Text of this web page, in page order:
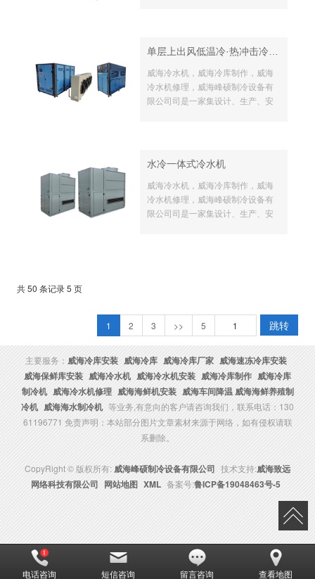
是生命，诚信就是做事的基本原
则”，通过多年不懈的努力，为公司
的发展打下了坚实的基础。
威海冷水机，威海冷库制作，威海
冷水机修理，威海峰硕制冷设备有
限公司司是一家集设计、生产、安
是生命，诚信就是做事的基本原
则”，通过多年不懈的努力，为公司
的发展打下了坚实的基础。
水冷一体式冷水机
威海冷水机，威海冷库制作，威海
冷水机修理，威海峰硕制冷设备有
限公司司是一家集设计、生产、安
共 50 条记录 5 页
1 2 3 >> 5 跳转
主要服务： 威海冷库安装 威海冷库 威海冷库厂家 威海速冻冷库安装
威海保鲜库安装 威海冷水机 威海冷水机安装 威海冷库制作 威海冷库
制冷机 威海冷水机修理 威海海鲜机安装 威海车间降温 威海海鲜养殖制
冷机 威海海水制冷机 等业务,有意向的客户请咨询我们，联系电话：130
61196771 免责声明：本站部分图片文章素材来源于网络，如有侵权请联
系删除。
CopyRight © 版权所有:威海峰硕制冷设备有限公司 技术支持:威海致远
网络科技有限公司 网站地图 XML 备案号:鲁ICP备19048463号-5
电话咨询 短信咨询 留言咨询 查看地图